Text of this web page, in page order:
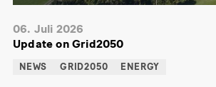
06. Juli 2026
Update on Grid2050
NEWS GRID2050 ENERGY